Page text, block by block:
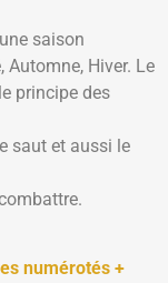
saison
Automne, Hiver. Le
principe des
saut et aussi le
numérotés +